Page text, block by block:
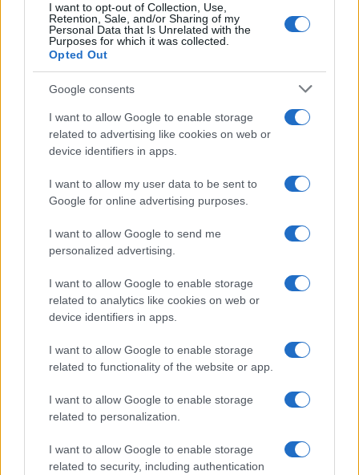
I want to opt-out of Collection, Use,
Retention, Sale, and/or Sharing of my
Personal Data that Is Unrelated with the
Purposes for which it was collected.
Opted Out
Google consents
I want to allow Google to enable storage
related to advertising like cookies on web or
device identifiers in apps.
I want to allow my user data to be sent to
Google for online advertising purposes.
I want to allow Google to send me
personalized advertising.
I want to allow Google to enable storage
related to analytics like cookies on web or
device identifiers in apps.
I want to allow Google to enable storage
related to functionality of the website or app.
I want to allow Google to enable storage
related to personalization.
I want to allow Google to enable storage
related to security, including authentication
Frasi celebri
Frasi da condividere
Poesie
Frasi dei film
Frasi film più lette
Incipit dei film
Film più cercati
Frasi sul cinema
SERVIZI
Mappa del sito
Cookie Policy
Frasi suddivise per tema
Indice degli autori
Aforismi .meglio.it è l'archivio web dedicato a frasi,
aforismi e citazioni più grande del web (137.905 frasi in